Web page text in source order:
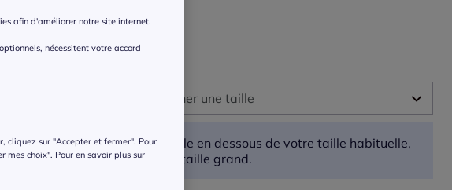
Veuillez sélectionner une taille
42 -En stock
Prenez une taille en dessous de votre taille habituelle,
car ce produit taille grand.
afin d'améliorer notre site internet.
nécessitent votre accord
cliquez sur "Accepter et fermer". Pour
mes choix". Pour en savoir plus sur